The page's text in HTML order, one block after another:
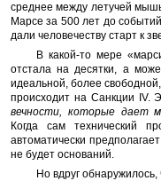
среднее между летучей
Марсе за 500 лет до
дали человечеству старт к
В какой-то мере
отстала на десятки, а
идеальной, более
происходит на Санкции IV.
вечности, которые дает
Когда сам технический
автоматически
не будет оснований.
Но вдруг